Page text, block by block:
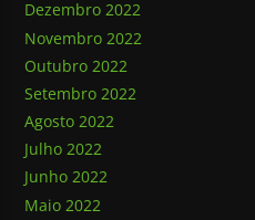
Dezembro 2022
Novembro 2022
Outubro 2022
Setembro 2022
Agosto 2022
Julho 2022
Junho 2022
Maio 2022